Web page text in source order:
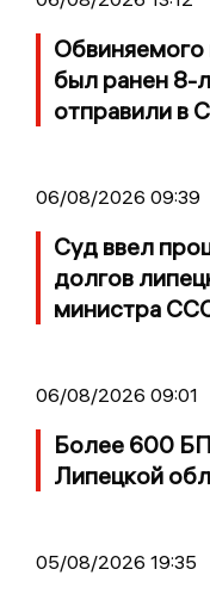
Обвиняемого
был ранен 8-
отправили в
06/08/2026 09:39
Суд ввел
долгов
министра
06/08/2026 09:01
Более 600
Липецкой
05/08/2026 19:35